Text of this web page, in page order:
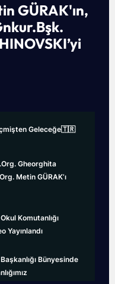
GÜRAK'ın,
Geleceğe🇹🇷
Gheorghita
Metin GÜRAK’ı
Komutanlığı
Yayınlandı
Bünyesinde